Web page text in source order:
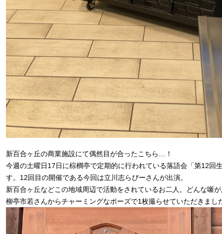
新百合ヶ丘の商業施設にて偶然目が合ったこちら…！
今週の土曜日17日に棕櫚亭で定期的に行われている落語会「第12回
す。12回目の開催である今回は立川志らぴーさんが出演。
新百合ヶ丘などこの地域周辺で活動をされているお二人。どんな噺
柳亭市若さんからチャーミングなポーズで1枚撮らせていただきまし